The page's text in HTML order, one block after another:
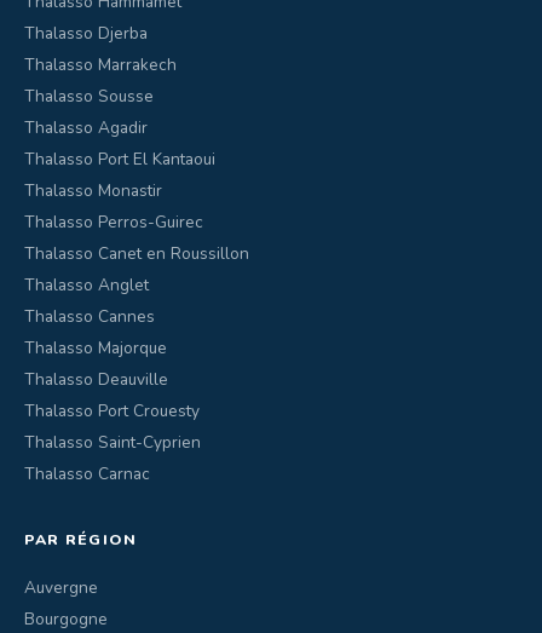
Thalasso Djerba
Thalasso Marrakech
Thalasso Sousse
Thalasso Agadir
Thalasso Port El Kantaoui
Thalasso Monastir
Thalasso Perros-Guirec
Thalasso Canet en Roussillon
Thalasso Anglet
Thalasso Cannes
Thalasso Majorque
Thalasso Deauville
Thalasso Port Crouesty
Thalasso Saint-Cyprien
Thalasso Carnac
PAR RÉGION
Auvergne
Bourgogne